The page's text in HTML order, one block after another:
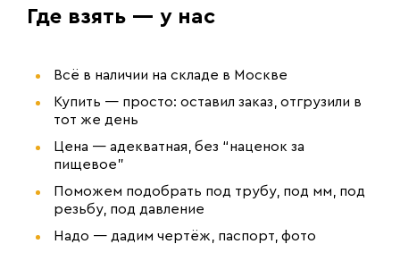
Где взять — у нас
Всё в наличии на складе в Москве
Купить — просто: оставил заказ, отгрузили в
тот же день
Цена — адекватная, без “наценок за
пищевое”
Поможем подобрать под трубу, под мм, под
резьбу, под давление
Надо — дадим чертёж, паспорт, фото